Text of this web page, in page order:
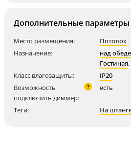
Дополнительные параметры
Место размещения:
Потолок
Назначение:
над
Гостиная,
Класс влагозащиты:
IP20
Возможность
подключить диммер:
? есть
Теги: На